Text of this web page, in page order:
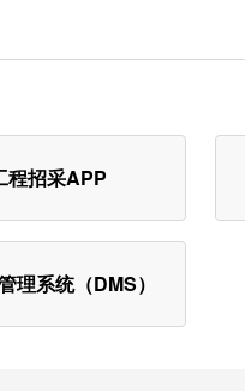
程招采APP
理系统（DMS）